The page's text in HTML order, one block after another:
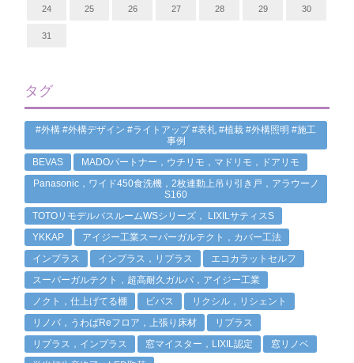
24 25 26 27 28 29 30
31
タグ
#外構 #外構デザイン #ライトアップ #表札 #植栽 #外構照明 #施工
事例
BEVAS
MADOパートナー，ウチリモ，マドリモ，ドアリモ
Panasonic，ワイド450食洗機，2枚連動上吊り引き戸，アラウーノ
S160
TOTOリモデルバスルームWSシリーズ， LIXILサティスS
YKKAP
アイジー工業スーパーガルテクト，カバー工法
インプラス
インプラス，リプラス
エコカラットセルフ
スーパーガルテクト，超高耐久ガルバ，アイジー工業
ノクト，仕上げてる棚
ビバス
リクシル，リシェント
リノバ，うわばReフロア，上張り床材
リプラス
リプラス，インプラス
窓マイスター，LIXIL認定
窓リノベ